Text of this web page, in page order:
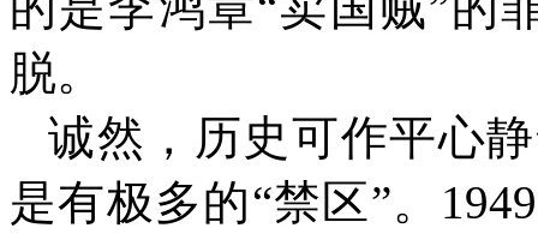
脱。
诚然，历史可作平心
是有极多的“禁区”。 1949